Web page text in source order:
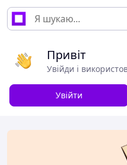
Привіт
Увійди і
Увійти